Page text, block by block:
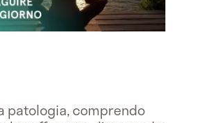
patologia, comprendo